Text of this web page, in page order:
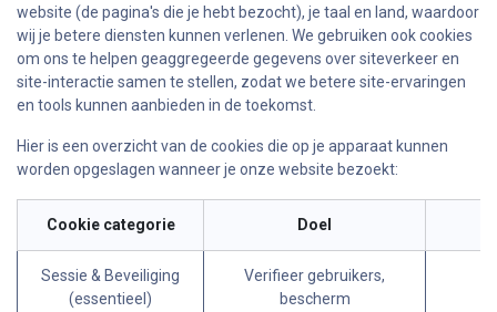
website (de pagina's die je hebt bezocht), je taal en land, waardoor
wij je betere diensten kunnen verlenen. We gebruiken ook cookies
om ons te helpen geaggregeerde gegevens over siteverkeer en
site-interactie samen te stellen, zodat we betere site-ervaringen
en tools kunnen aanbieden in de toekomst.
Hier is een overzicht van de cookies die op je apparaat kunnen
worden opgeslagen wanneer je onze website bezoekt:
Cookie categorie Doel
Sessie & Beveiliging
(essentieel)
Verifieer gebruikers,
bescherm